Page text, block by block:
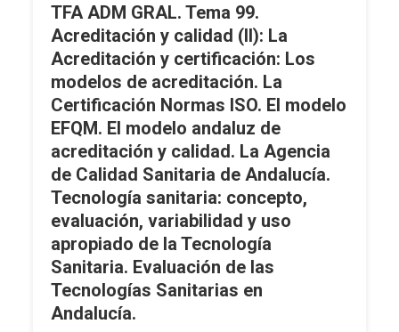
La
Tecnología
Sanitaria.
Conceptos
Generales
Las
Tecnologías
De
La
Información.
La
Tecnología
De
TFA ADM GRAL. Tema 99.
Acreditación y calidad (II): La
Acreditación y certificación: Los
modelos de acreditación. La
Certificación Normas ISO. El modelo
EFQM. El modelo andaluz de
acreditación y calidad. La Agencia
de Calidad Sanitaria de Andalucía.
Tecnología sanitaria: concepto,
evaluación, variabilidad y uso
apropiado de la Tecnología
Sanitaria. Evaluación de las
Tecnologías Sanitarias en
Andalucía.